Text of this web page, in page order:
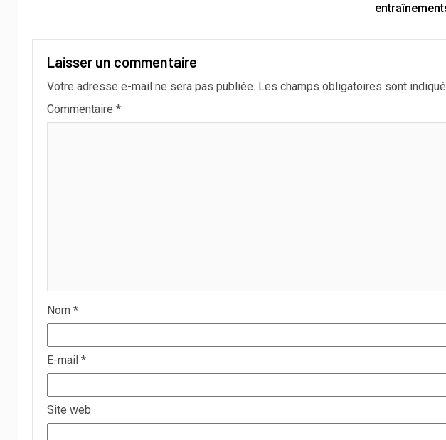
Laisser un commentaire
Votre adresse e-mail ne sera pas publiée. Les champs obligatoires sont
Commentaire *
Nom *
E-mail *
Site web